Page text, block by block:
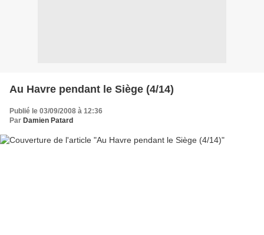
Au Havre pendant le Siège (4/14)
Publié le 03/09/2008 à 12:36
Par Damien Patard